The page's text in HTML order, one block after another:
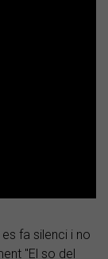
fa silenci i no
"El so del